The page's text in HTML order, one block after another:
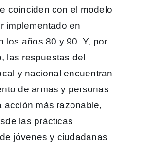
coinciden con el modelo
implementado en
los años 80 y 90. Y, por
las respuestas del
y nacional encuentran
de armas y personas
acción más razonable,
las prácticas
jóvenes y ciudadanas